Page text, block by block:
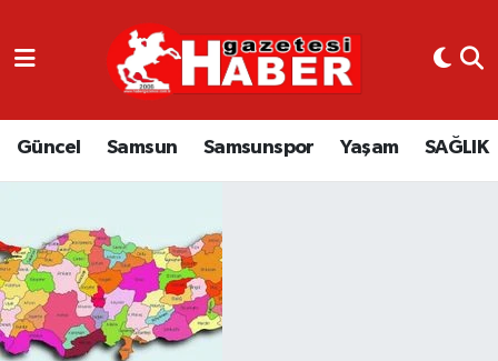
Güncel Samsun Samsunspor Yaşam SAĞLIK
GÜNCEL
SAMSUN
EKONOMİ
YAŞAM